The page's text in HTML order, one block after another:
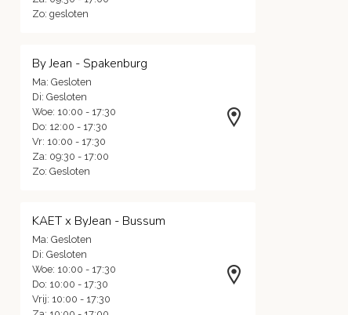
Zo: gesloten
By Jean - Spakenburg
Ma: Gesloten
Di: Gesloten
Woe: 10:00 - 17:30
Do: 12:00 - 17:30
Vr: 10:00 - 17:30
Za: 09:30 - 17:00
Zo: Gesloten
KAET x ByJean - Bussum
Ma: Gesloten
Di: Gesloten
Woe: 10:00 - 17:30
Do: 10:00 - 17:30
Vrij: 10:00 - 17:30